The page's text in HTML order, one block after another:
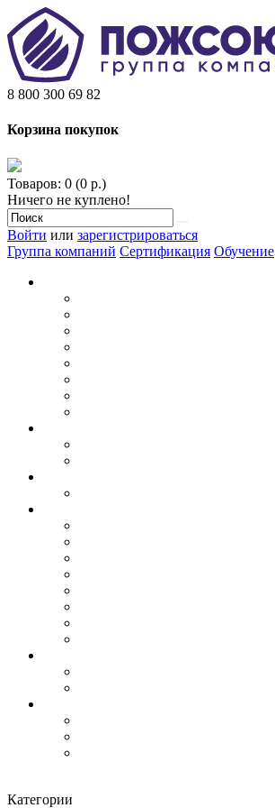
8 800 300 69 82
Корзина покупок
Товаров: 0 (0 р.)
Ничего не куплено!
Войти или зарегистрироваться
Группа компаний Сертификация Обучение
Категории